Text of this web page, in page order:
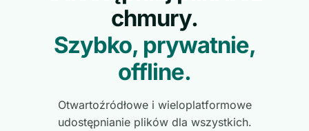
chmury.
Szybko, prywatnie,
offline.
Otwartoźródłowe i wieloplatformowe
udostępnianie plików dla wszystkich.